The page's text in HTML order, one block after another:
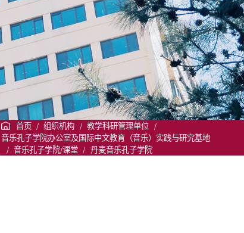
首页 / 组织机构 / 教学科研管理单位
/
音乐孔子学院办公室及国际中文教育（音乐）实践与研究基地
/ 音乐孔子学院/课堂 / 丹麦音乐孔子学院